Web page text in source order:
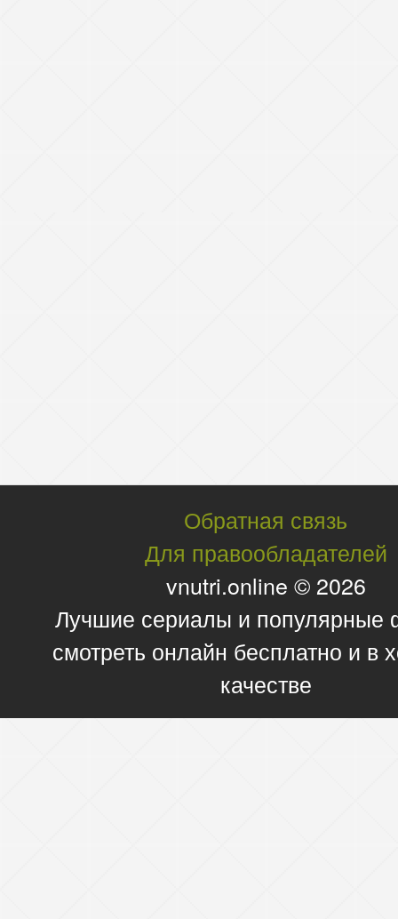
Обратная связь
Для правообладателей
vnutri.online © 2026
Лучшие сериалы и
смотреть онлайн бесплатно и в
качестве